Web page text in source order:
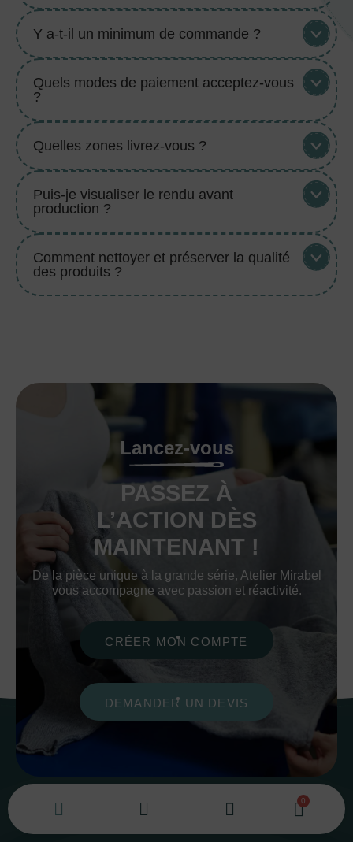
Y a-t-il un minimum de commande ?
Quels modes de paiement acceptez-vous
?
Quelles zones livrez-vous ?
Puis-je visualiser le rendu avant
production ?
Comment nettoyer et préserver la qualité
des produits ?
Lancez-vous
PASSEZ À
L’ACTION DÈS
MAINTENANT !
De la pièce unique à la grande série, Atelier Mirabel
vous accompagne avec passion et réactivité.
CRÉER MON COMPTE
DEMANDER UN DEVIS